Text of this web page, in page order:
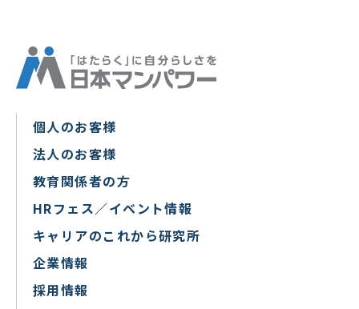
個人のお客様
法人のお客様
教育関係者の方
HRフェス／イベント情報
キャリアのこれから研究所
企業情報
採用情報